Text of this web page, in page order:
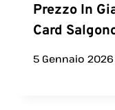
Prezzo In
Card
5 Gennaio 2026